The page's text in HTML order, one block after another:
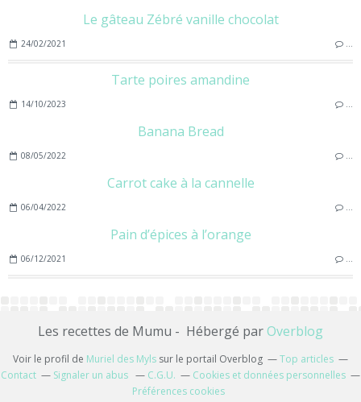
Le gâteau Zébré vanille chocolat
24/02/2021
Tarte poires amandine
14/10/2023
Banana Bread
08/05/2022
Carrot cake à la cannelle
06/04/2022
Pain d’épices à l’orange
06/12/2021
Les recettes de Mumu - Hébergé parOverblog
Voir le profil de Muriel des Myls sur le portail Overblog
Top articles
Contact
Signaler un abus C.G.U.
Cookies et données personnelles
Préférences cookies